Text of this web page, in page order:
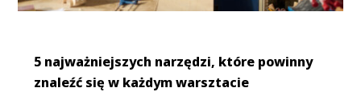
5 najważniejszych narzędzi, które powinny
znaleźć się w każdym warsztacie